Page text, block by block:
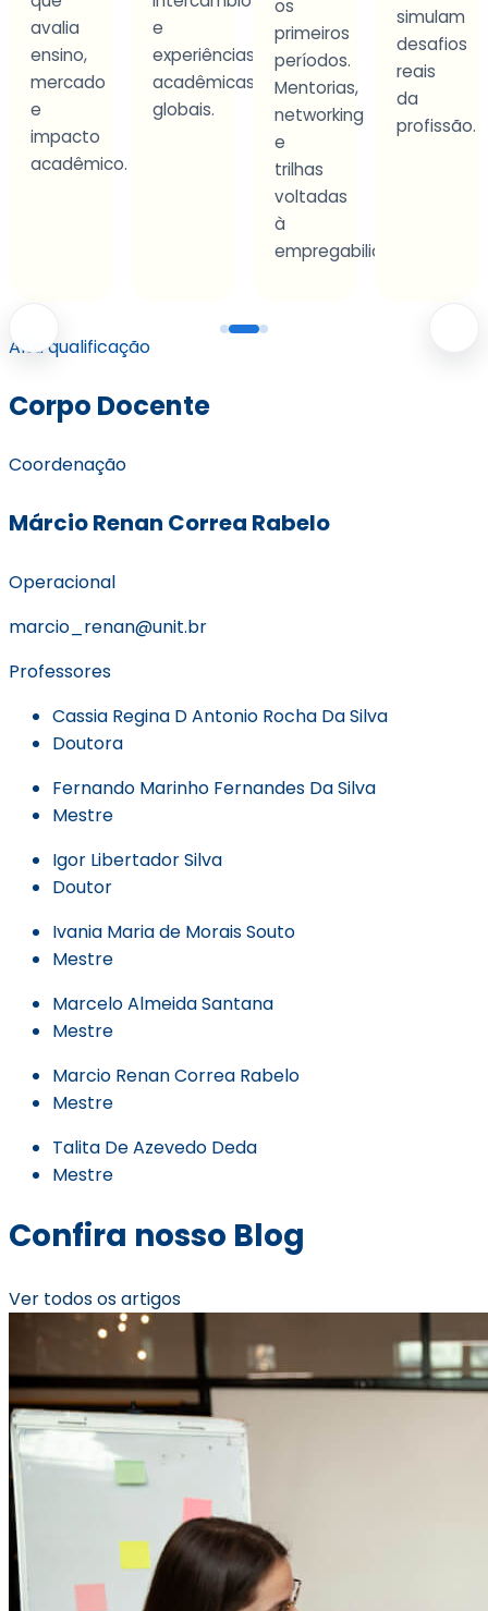
e
experiências
acadêmicas
globais.
os
primeiros
períodos.
Mentorias,
networking
empregabilidade.
simulam
desafios
reais
da
profissão.
que
autonomia
e
Alta qualificação
Corpo Docente
Coordenação
Márcio Renan Correa Rabelo
Operacional
marcio_renan@unit.br
Professores
Cassia Regina D Antonio Rocha Da Silva
Doutora
Fernando Marinho Fernandes Da Silva
Mestre
Igor Libertador Silva
Doutor
Ivania Maria de Morais Souto
Mestre
Marcelo Almeida Santana
Mestre
Marcio Renan Correa Rabelo
Mestre
Talita De Azevedo Deda
Mestre
Confira nosso Blog
Ver todos os artigos